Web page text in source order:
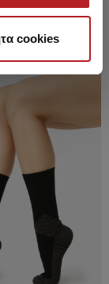
cookies
SALE